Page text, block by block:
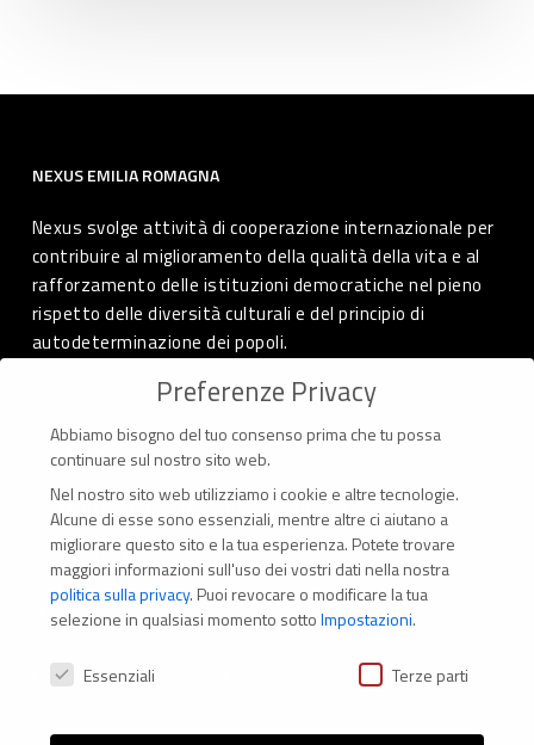
NEXUS EMILIA ROMAGNA
Nexus svolge attività di cooperazione internazionale per
contribuire al miglioramento della qualità della vita e al
rafforzamento delle istituzioni democratiche nel pieno
rispetto delle diversità culturali e del principio di
autodeterminazione dei popoli.
CONTATTI
Via Marconi 69 – 40122 Bologna (Italia)
Tel. +39 051 294 775
Mail: er.nexus@er.cgil.it
Modifica impostazione Cookies
Preferenze Privacy
Abbiamo bisogno del tuo consenso prima che tu possa
continuare sul nostro sito web.
Nel nostro sito web utilizziamo i cookie e altre tecnologie.
Alcune di esse sono essenziali, mentre altre ci aiutano a
migliorare questo sito e la tua esperienza. Potete trovare
maggiori informazioni sull'uso dei vostri dati nella nostra
politica sulla privacy. Puoi revocare o modificare la tua
selezione in qualsiasi momento sottoImpostazioni.
Preferenze Privacy
Essenziali Terze parti